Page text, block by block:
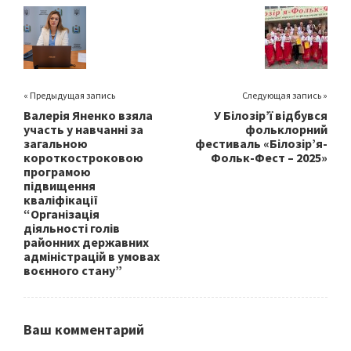
o
k
« Предыдущая запись
Валерія Яненко взяла
участь у навчанні за
загальною
короткостроковою
програмою
підвищення
кваліфікації
“Організація
діяльності голів
районних державних
адміністрацій в умовах
воєнного стану”
Следующая запись »
У Білозір’ї відбувся
фольклорний
фестиваль «Білозір’я-
Фольк-Фест – 2025»
Ваш комментарий